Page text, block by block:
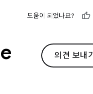
도움이 되었나요?
의견 보내기